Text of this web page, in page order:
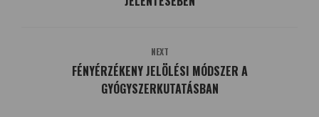
NEXT
FÉNYÉRZÉKENY JELÖLÉSI MÓDSZER A
GYÓGYSZERKUTATÁSBAN